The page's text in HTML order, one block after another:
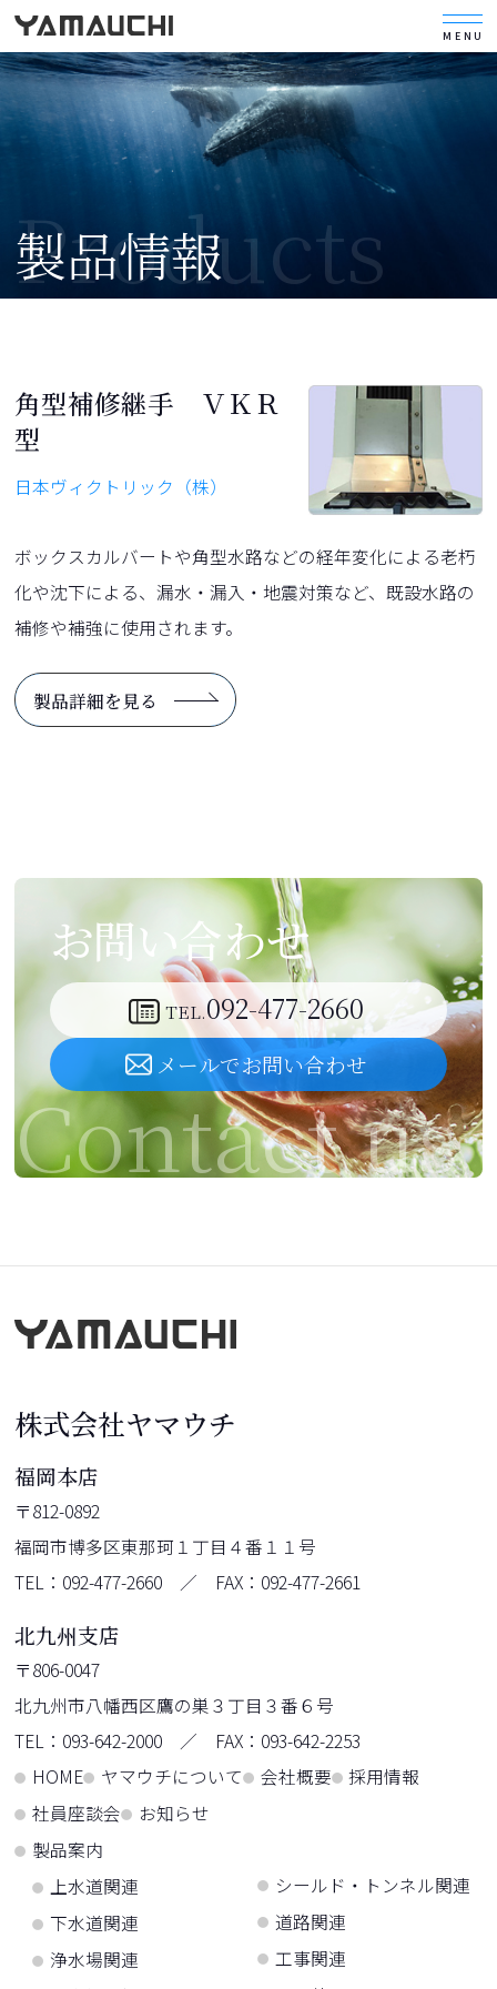
MENU
製品情報
角型補修継手 ＶＫＲ
型
日本ヴィクトリック（株）
ボックスカルバートや角型水路などの経年変化による老朽
化や沈下による、漏水・漏入・地震対策など、既設水路の
補修や補強に使用されます。
製品詳細を見る
お問い合わせ
TEL.092-477-2660
メールでお問い合わせ
株式会社ヤマウチ
福岡本店
〒812-0892
福岡市博多区東那珂１丁目４番１１号
TEL：092-477-2660 ／ FAX：092-477-2661
北九州支店
〒806-0047
北九州市八幡西区鷹の巣３丁目３番６号
TEL：093-642-2000 ／ FAX：093-642-2253
HOME
ヤマウチについて 会社概要
採用情報
社員座談会
お知らせ
製品案内
上水道関連
下水道関連
浄水場関連
シールド・トンネル関連
道路関連
工事関連